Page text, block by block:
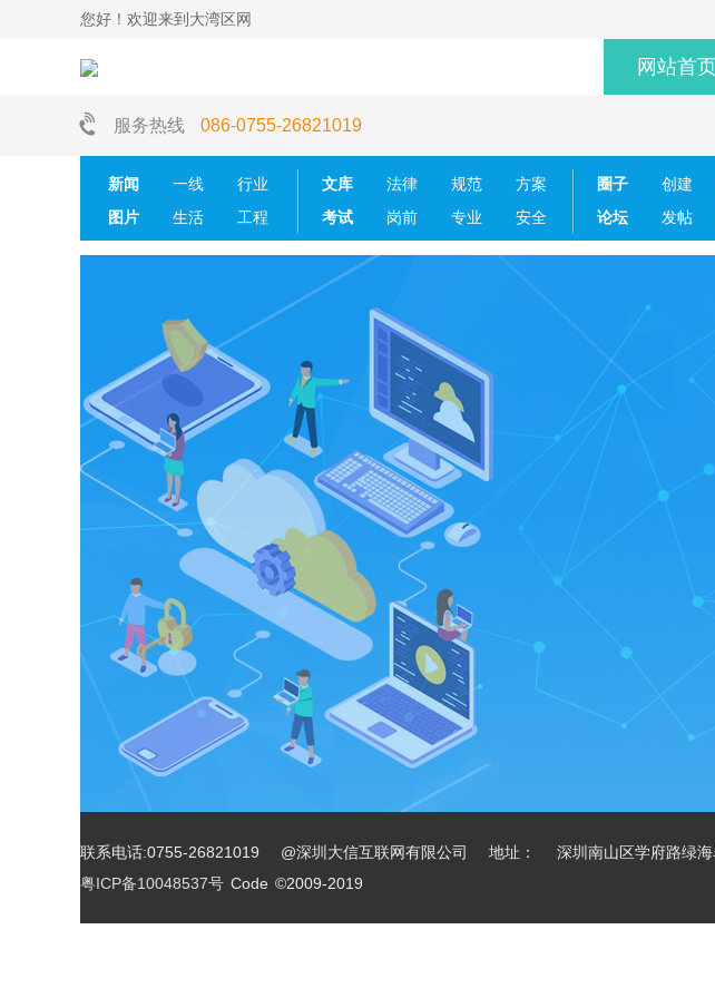
您好！欢迎来到大湾区网
网站首页
服务热线 086-0755-26821019
新闻 一线
行业
图片
生活 工程
文库 法律 规范
方案
考试
岗前 专业 安全
圈子 创建
论坛
发帖
联系电话:0755-26821019 @深圳大信互联网有限公司 地址： 深圳南山区学府路绿
粤ICP备10048537号 Code ©2009-2019